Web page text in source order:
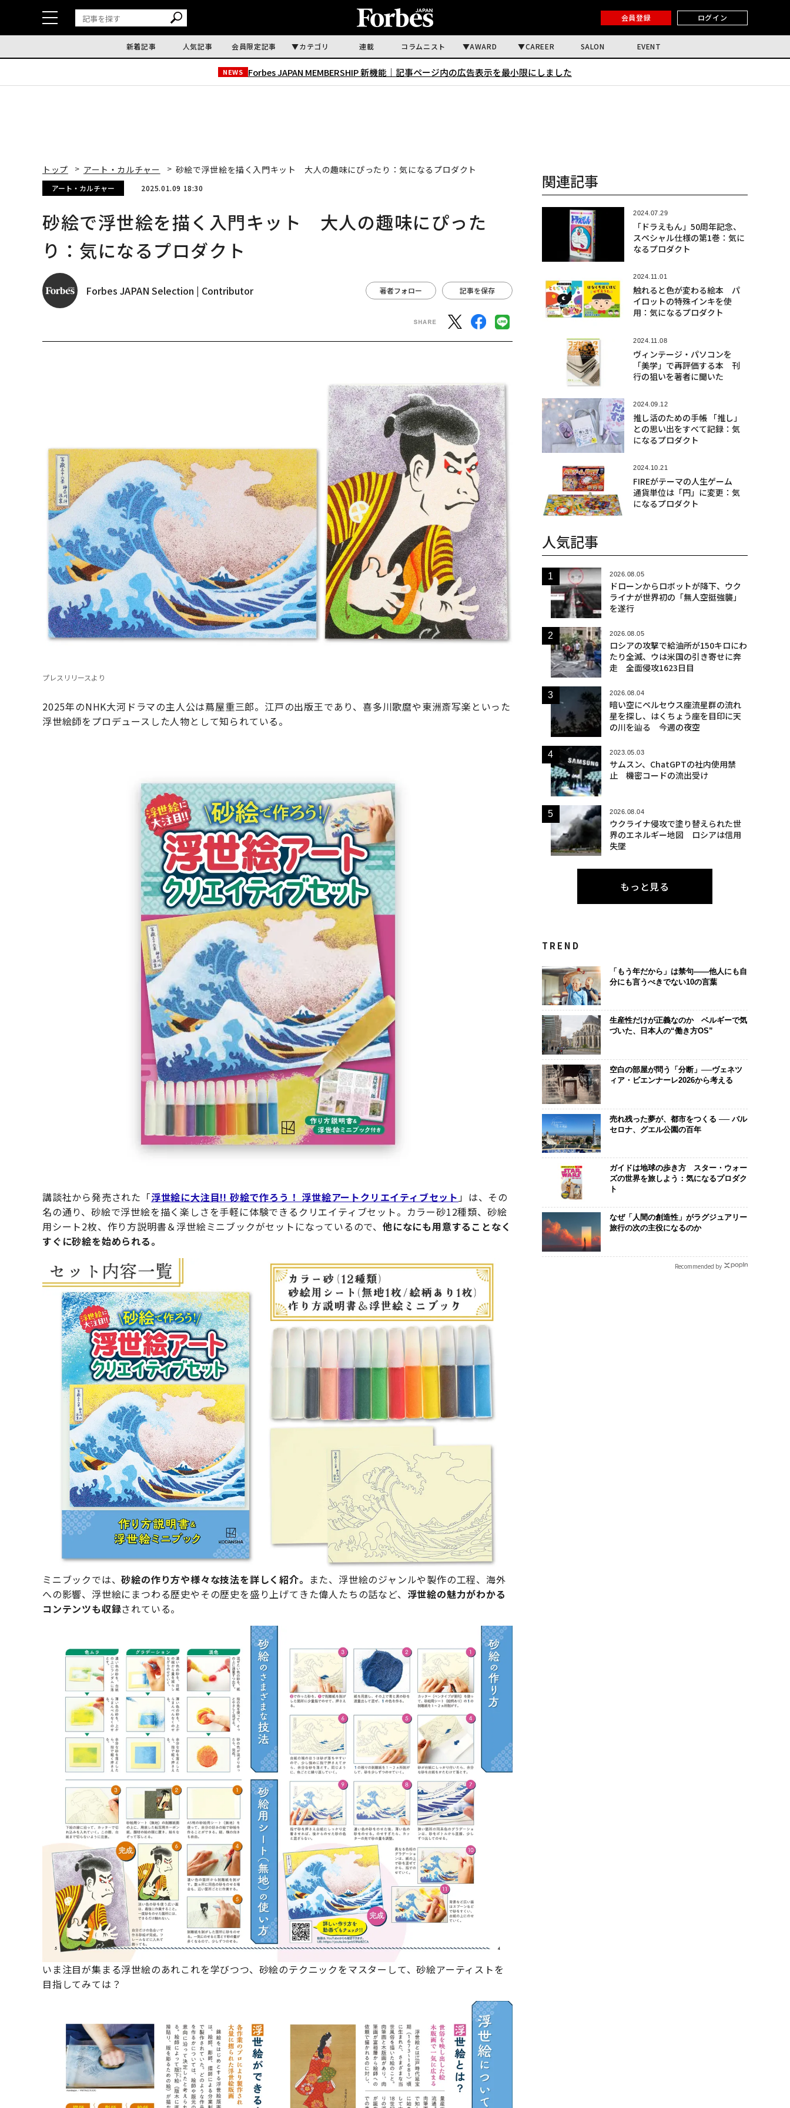
会員登録 ログイン
新着記事 人気記事 会員限定記事 カテゴリ 連載 コラムニスト AWARD CAREER SALON EVENT
NEWS Forbes JAPAN MEMBERSHIP 新機能｜ 記事ページ内の広告表示を最小限にしました
トップ アート・カルチャー 砂絵で浮世絵を描く入門キット 大人の趣味にぴったり：気になるプロダクト
アート・カルチャー 2025.01.09 18:30
砂絵で浮世絵を描く入門キット 大人の趣味にぴった
り：気になるプロダクト
Forbes JAPAN Selection | Contributor 著者フォロー 記事を保存
プレスリリースより
2025年のNHK大河ドラマの主人公は蔦屋重三郎。江戸の出版王であり、喜多川歌麿や東洲斎写楽といった
浮世絵師をプロデュースした人物として知られている。
講談社から発売された「浮世絵に大注目!! 砂絵で作ろう！ 浮世絵アートクリエイティブセット」は、その
名の通り、砂絵で浮世絵を描く楽しさを手軽に体験できるクリエイティブセット。カラー砂12種類、砂絵
用シート2枚、作り方説明書＆浮世絵ミニブックがセットになっているので、 他になにも用意することなく
すぐに砂絵を始められる。
ミニブックでは、砂絵の作り方や様々な技法を詳しく紹介。 また、浮世絵のジャンルや製作の工程、海外
への影響、浮世絵にまつわる歴史やその歴史を盛り上げてきた偉人たちの話など、 浮世絵の魅力がわかる
コンテンツも収録されている。
いま注目が集まる浮世絵のあれこれを学びつつ、砂絵のテクニックをマスターして、砂絵アーティストを
目指してみては？
関連記事
2024.07.29
「ドラえもん」50周年記念、
スペシャル仕様の第1巻：気に
なるプロダクト
2024.11.01
触れると色が変わる絵本 パ
イロットの特殊インキを使
用：気になるプロダクト
2024.11.08
ヴィンテージ・パソコンを
「美学」で再評価する本 刊
行の狙いを著者に聞いた
2024.09.12
推し活のための手帳 「推し」
との思い出をすべて記録：気
になるプロダクト
2024.10.21
FIREがテーマの人生ゲーム
通貨単位は「円」に変更：気
になるプロダクト
人気記事
2026.08.05
ドローンからロボットが降下、ウク
ライナが世界初の「無人空挺強襲」
を遂行
2026.08.05
ロシアの攻撃で給油所が150キロにわ
たり全滅、ウは米国の引き寄せに奔
走 全面侵攻1623日目
2026.08.04
暗い空にペルセウス座流星群の流れ
星を探し、はくちょう座を目印に天
の川を辿る 今週の夜空
2023.05.03
サムスン、ChatGPTの社内使用禁
止 機密コードの流出受け
2026.08.04
ウクライナ侵攻で塗り替えられた世
界のエネルギー地図 ロシアは信用
失墜
もっと見る
TREND
「もう年だから」は禁句――他人にも自
分にも言うべきでない10の言葉
生産性だけが正義なのか ベルギーで気
づいた、日本人の“働き方OS”
空白の部屋が問う「分断」──ヴェネツ
ィア・ビエンナーレ2026から考える
売れ残った夢が、都市をつくる ── バル
セロナ、グエル公園の百年
ガイドは地球の歩き方 スター・ウォー
ズの世界を旅しよう：気になるプロダク
ト
なぜ「人間の創造性」がラグジュアリー
旅行の次の主役になるのか
Recommended by